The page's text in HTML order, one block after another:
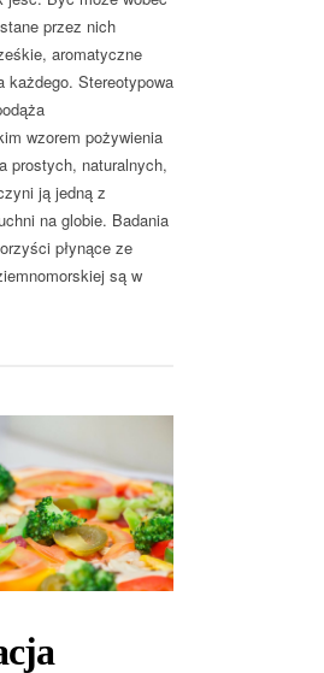
przez nich
aromatyczne
każdego. Stereotypowa
wzorem pożywienia
prostych, naturalnych,
ją jedną z
na globie. Badania
płynące ze
są w